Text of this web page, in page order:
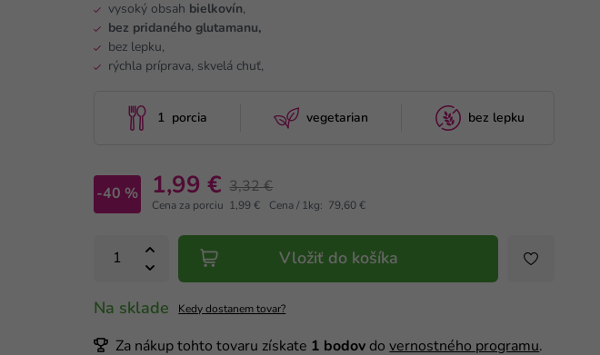
vysoký obsah bielkovín,
bez pridaného glutamanu,
bez lepku,
rýchla príprava, skvelá chuť,
1 porcia vegetarian bez lepku
-40 % 1,99 € 3,32 €
Cena za porciu 1,99 € Cena / 1kg: 79,60 €
Vložiť do košíka
Na sklade Kedy dostanem tovar?
Za nákup tohto tovaru získate 1 bodov dovernostného programu.